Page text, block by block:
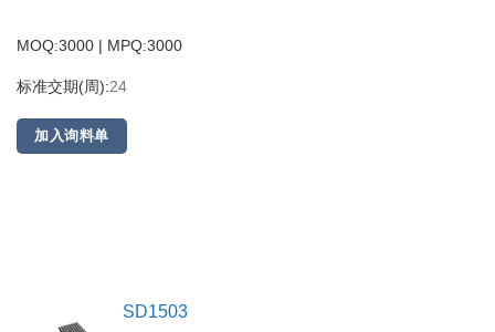
MOQ:3000 | MPQ:3000
标准交期(周):24
加入询料单
SD1503